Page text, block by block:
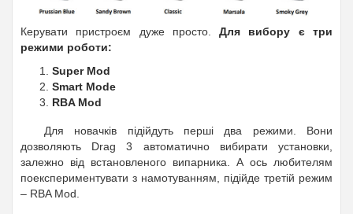
Керувати пристроєм дуже просто.Для вибору є три
режими роботи:
Super Mod
Smart Mode
RBA Mod
Для новачків підійдуть перші два режими. Вони
дозволяють Drag 3 автоматично вибирати установки,
залежно від встановленого випарника. А ось любителям
поекспериментувати з намотуванням, підійде третій режим
– RBA Mod.